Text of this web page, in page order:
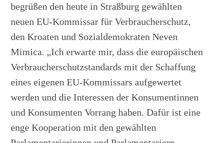
begrüßen den heute in Straßburg gewählten
neuen EU-Kommissar für Verbraucherschutz,
den Kroaten und Sozialdemokraten Neven
Mimica. „Ich erwarte mir, dass die europäischen
Verbraucherschutzstandards mit der Schaffung
eines eigenen EU-Kommissars aufgewertet
werden und die Interessen der Konsumentinnen
und Konsumenten Vorrang haben. Dafür ist eine
enge Kooperation mit den gewählten